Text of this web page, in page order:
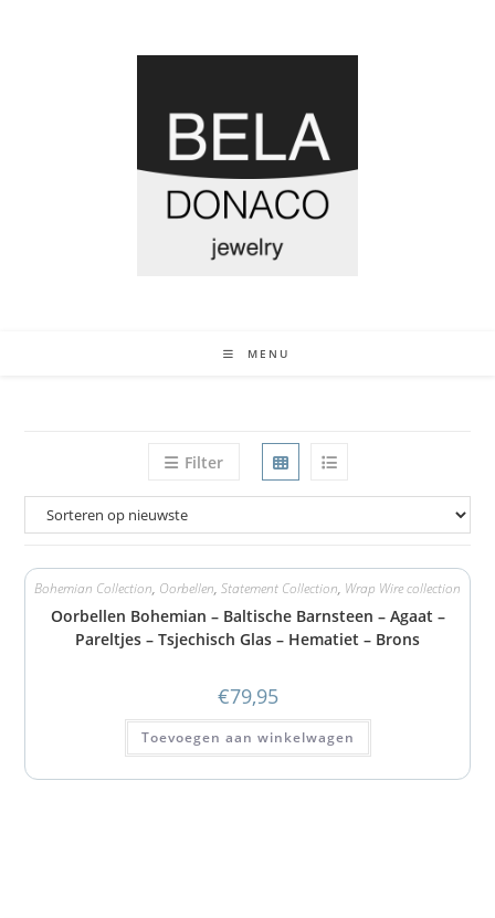
MENU
Filter
Bohemian Collection, Oorbellen, Statement Collection, Wrap Wire collection
Oorbellen Bohemian – Baltische Barnsteen – Agaat –
Pareltjes – Tsjechisch Glas – Hematiet – Brons
€79,95
Toevoegen aan winkelwagen